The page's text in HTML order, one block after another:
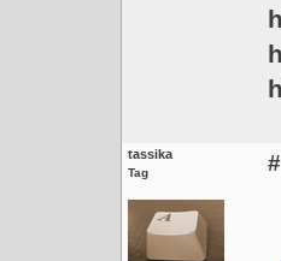
tassika
Tag #